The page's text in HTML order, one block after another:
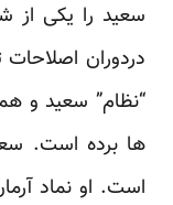
سعید را یکی از
دردوران اصلاحات
“نظام” سعید و
ها برده است.
است. او نماد